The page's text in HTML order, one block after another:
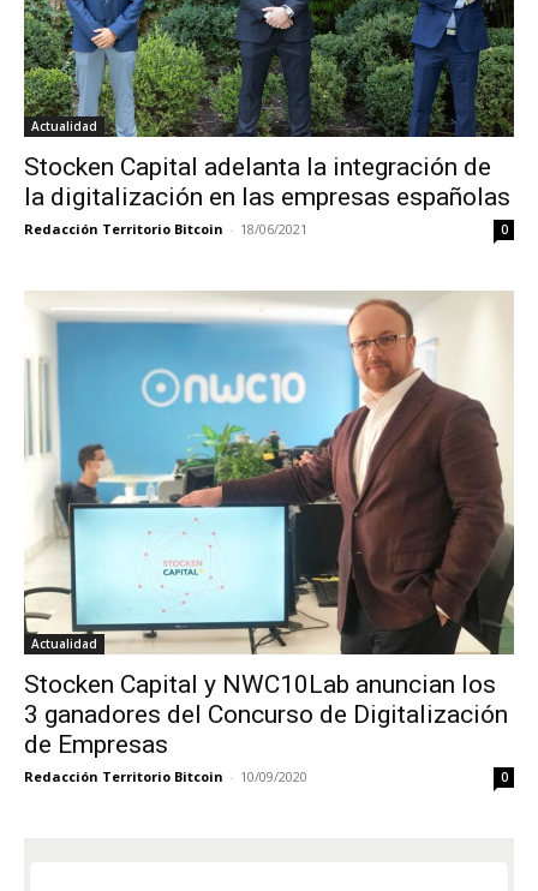
Actualidad
Stocken Capital adelanta la integración de
la digitalización en las empresas españolas
Redacción Territorio Bitcoin - 18/06/2021 0
Actualidad
Stocken Capital y NWC10Lab anuncian los
3 ganadores del Concurso de Digitalización
de Empresas
Redacción Territorio Bitcoin - 10/09/2020 0